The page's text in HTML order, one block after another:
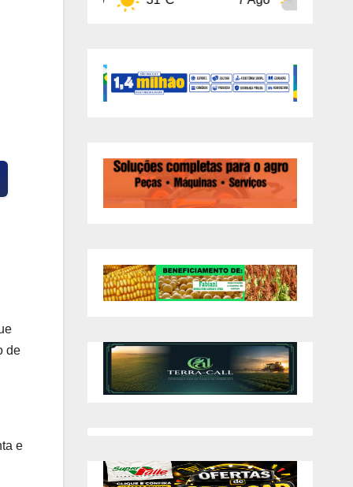
de
e